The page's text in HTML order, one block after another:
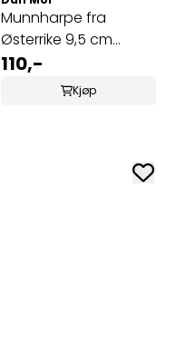
Munnharpe fra
Østerrike 9,5 cm
Grønn, MMO-995G
110,-
Kjøp